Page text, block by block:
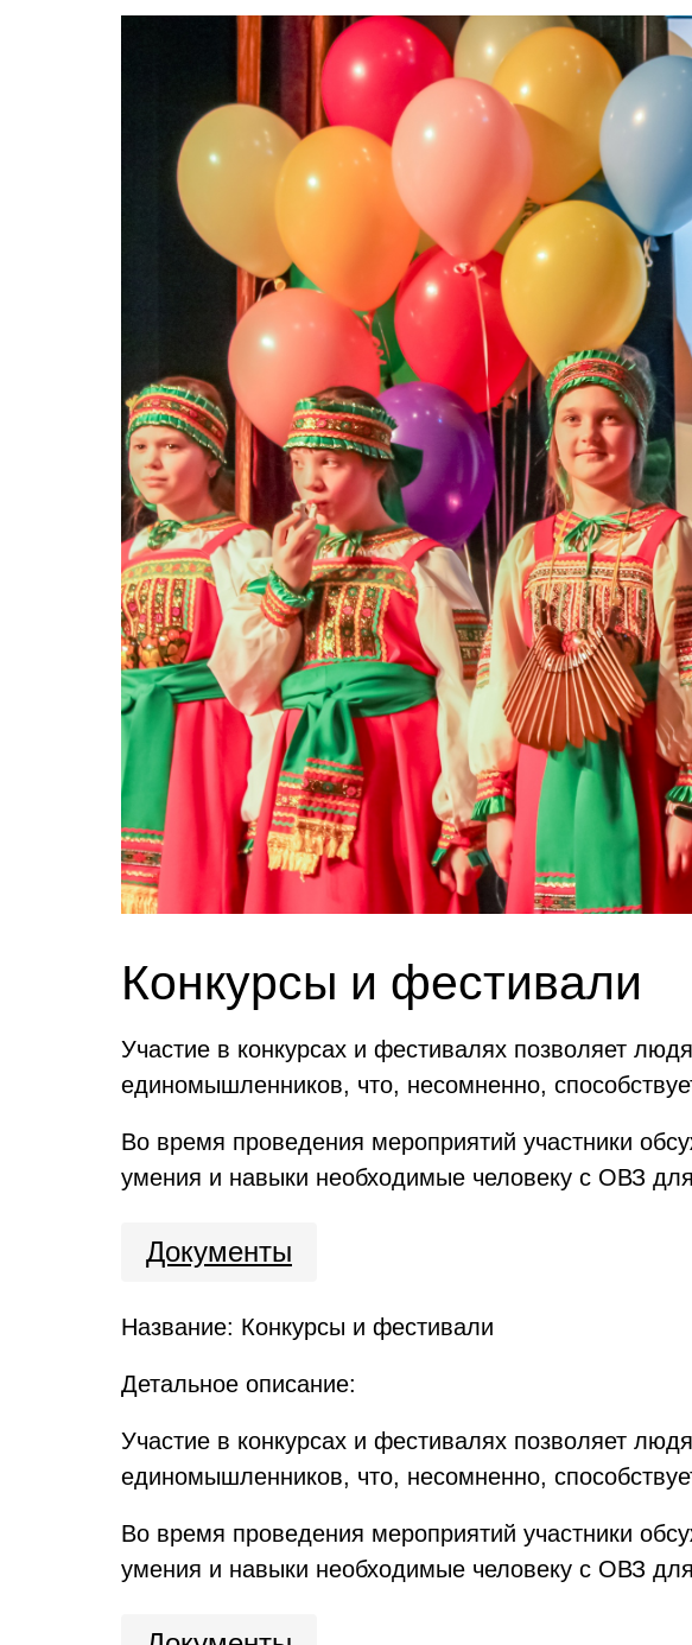
Конкурсы и фестивали
Участие в конкурсах и фестивалях позволяет
единомышленников, что, несомненно,
Во время проведения мероприятий участники
умения и навыки необходимые человеку с ОВЗ
Документы
Название: Конкурсы и фестивали
Детальное описание:
Участие в конкурсах и фестивалях позволяет
единомышленников, что, несомненно,
Во время проведения мероприятий участники
умения и навыки необходимые человеку с ОВЗ